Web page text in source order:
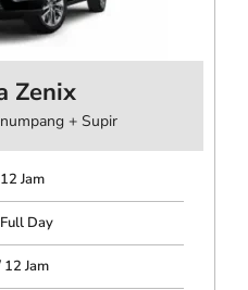
Zenix
+ Supir
Jam
Day
Jam